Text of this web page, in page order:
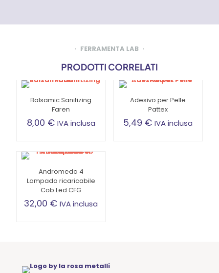
FERRAMENTA LAB
PRODOTTI CORRELATI
Balsamic Sanitizing
Faren
8,00 € IVA inclusa
Adesivo per Pelle
Pattex
5,49 € IVA inclusa
Andromeda 4
Lampada ricaricabile
Cob Led CFG
32,00 € IVA inclusa